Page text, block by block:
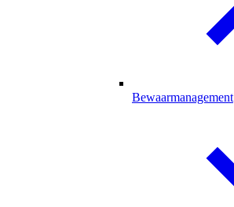
Bewaarmanagement